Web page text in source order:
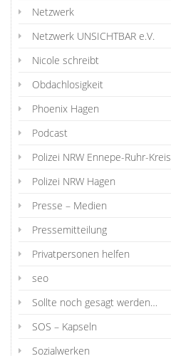
Netzwerk
Netzwerk UNSICHTBAR e.V.
Nicole schreibt
Obdachlosigkeit
Phoenix Hagen
Podcast
Polizei NRW Ennepe-Ruhr-Kreis
Polizei NRW Hagen
Presse – Medien
Pressemitteilung
Privatpersonen helfen
seo
Sollte noch gesagt werden…
SOS – Kapseln
Sozialwerken